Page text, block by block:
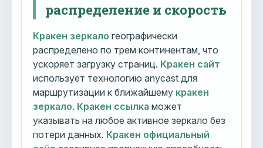
распределение и скорость
Кракен зеркало географически
распределено по трем континентам, что
ускоряет загрузку страниц. Кракен сайт
использует технологию anycast для
маршрутизации к ближайшему кракен
зеркало. Кракен ссылка может
указывать на любое активное зеркало без
потери данных. Кракен официальный